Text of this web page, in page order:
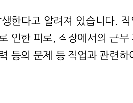
한다고 알려져 있습니다.
인한 피로, 직장에서의 근무
등의 문제 등 직업과 관련하